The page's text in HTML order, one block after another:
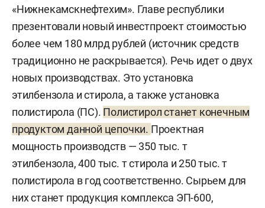
«Нижнекамскнефтехим». Главе республики
презентовали новый инвестпроект стоимостью
более чем 180 млрд рублей (источник средств
традиционно не раскрывается). Речь идет о двух
новых производствах. Это установка
этилбензола и стирола, а также установка
полистирола (ПС). Полистирол станет конечным
продуктом данной цепочки. Проектная
мощность производств — 350 тыс. т
этилбензола, 400 тыс. т стирола и 250 тыс. т
полистирола в год соответственно. Сырьем для
них станет продукция комплекса ЭП-600,